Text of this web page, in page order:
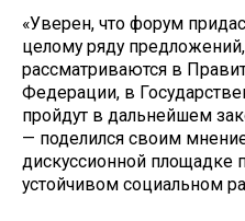
«Уверен, что форум
целому ряду
рассматриваются в
Федерации, в
пройдут в дальнейшем
— поделился своим
дискуссионной площадке
устойчивом социальном